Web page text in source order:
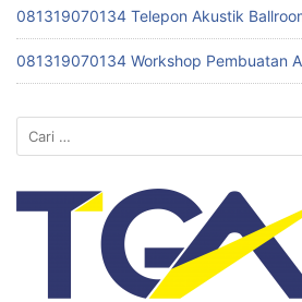
081319070134 Telepon Akustik
081319070134 Workshop Pembuatan
Cari
untuk: